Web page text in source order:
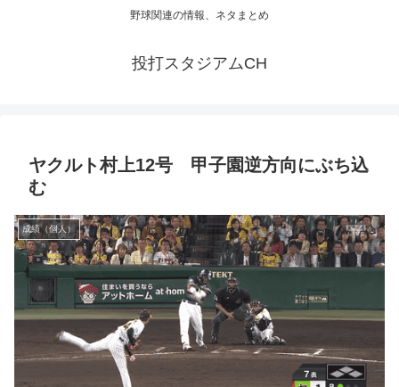
野球関連の情報、ネタまとめ
投打スタジアムCH
ヤクルト村上12号 甲子園逆方向にぶち込
む
成績（個人）